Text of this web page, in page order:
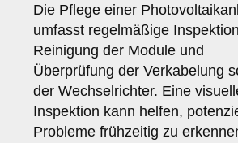
Die Pflege einer
umfasst regelmäßige
Reinigung der Module und
Überprüfung der Verkabelung
der Wechselrichter. Eine
Inspektion kann helfen,
Probleme frühzeitig zu